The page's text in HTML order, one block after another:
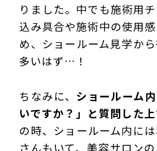
りました。中でも施術用
込み具合や施術中の使用
め、ショールーム見学か
多いはず…！
ちなみに、 ショールーム
いですか？」と質問した
の時、ショールーム内に
さんもいて、美容サロン